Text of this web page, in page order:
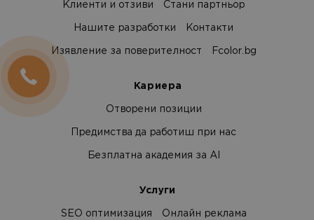
Клиенти и отзиви Стани партньор
Нашите разработки Контакти
Изявление за поверителност Fcolor.bg
Кариера
Отворени позиции
Предимства да работиш при нас
Безплатна академия за AI
Услуги
SEO оптимизация Онлайн реклама